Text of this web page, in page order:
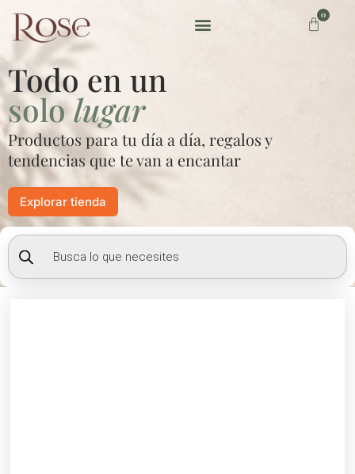
contenido
0
Carrito
Todo en un
sololugar
Productos para tu día a día, regalos y
tendencias que te van a encantar
Explorar tienda
Búsqueda
de
productos